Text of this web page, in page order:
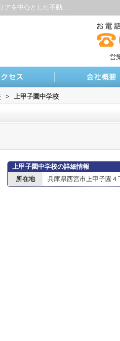
上甲子園中学校情報ページ｜【ファインホーム株式会社】西宮・芦屋・東灘エリアを中心とした不動産サイト
営
> 上甲子園中学校
上甲子園中学校の詳細情報
所在地
兵庫県西宮市上甲子園４